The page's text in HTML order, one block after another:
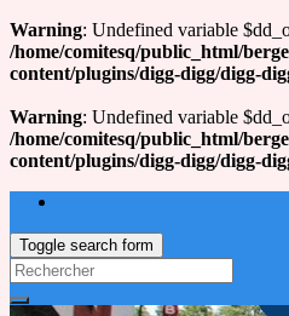
Warning: Undefined variable
/home/comitesq/public_html/
content/plugins/digg-digg/digg-
Warning: Undefined variable
/home/comitesq/public_html/
content/plugins/digg-digg/digg-
Toggle search form
Search
for: